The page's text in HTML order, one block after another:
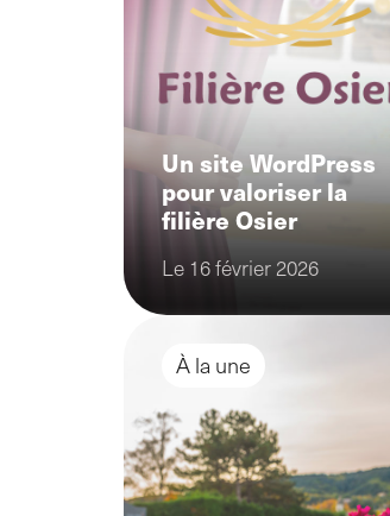
Un site WordPress
pour valoriser la
filière Osier
Le 16 février 2026
À la une